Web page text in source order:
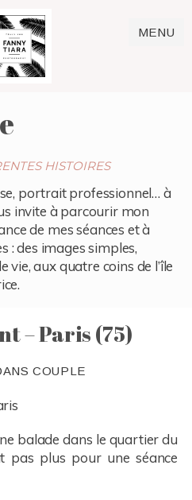
MENU
HISTOIRES
portrait professionnel… à
invite à parcourir mon
de mes séances et à
: des images simples,
vie, aux quatre coins de l’île
– Paris (75)
COUPLE
balade dans le quartier du
pas plus pour une séance